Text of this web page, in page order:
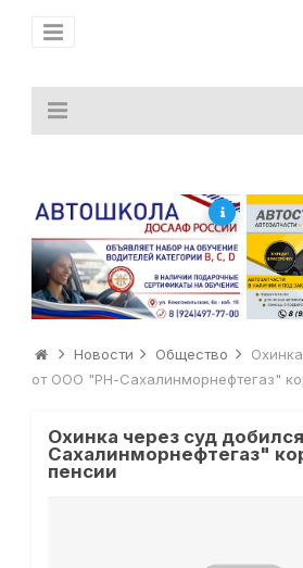
Новости Общество
от ООО "РН-Сахалинморнефтегаз"
Охинка через суд
Сахалинморнефтегаз"
пенсии